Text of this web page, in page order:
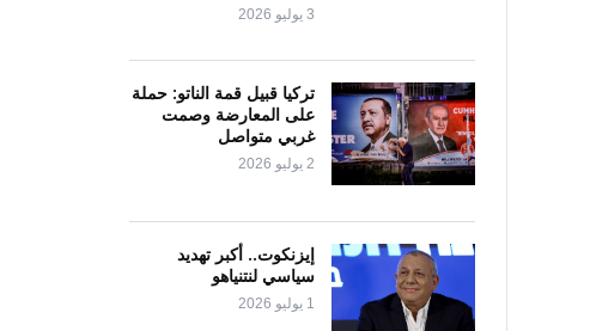
3 يوليو 2026
تركيا قبيل قمة الناتو: حملة
على المعارضة وصمت
غربي متواصل
2 يوليو 2026
إيزنكوت.. أكبر تهديد
سياسي لنتنياهو
1 يوليو 2026